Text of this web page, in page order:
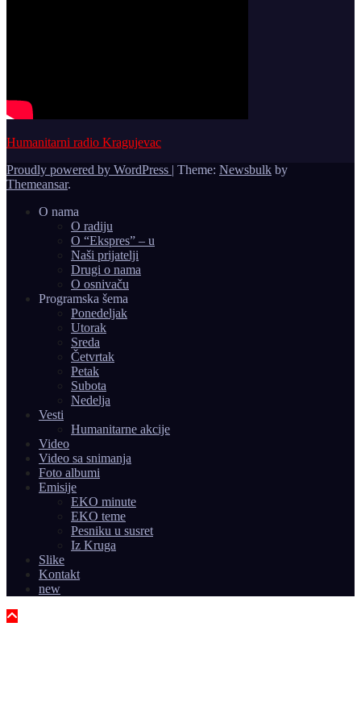
Humanitarni radio Kragujevac
Proudly powered by WordPress | Theme: Newsbulk by
Themeansar.
O nama
O radiju
O “Ekspres” – u
Naši prijatelji
Drugi o nama
O osnivaču
Programska šema
Ponedeljak
Utorak
Sreda
Četvrtak
Petak
Subota
Nedelja
Vesti
Humanitarne akcije
Video
Video sa snimanja
Foto albumi
Emisije
EKO minute
EKO teme
Pesniku u susret
Iz Kruga
Slike
Kontakt
new